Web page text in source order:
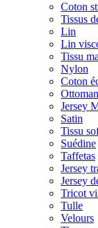
Coton
Tissus
Lin
Lin
Tissu
Nylon
Coton
Ottoman
Jersey
Satin
Tissu
Suédine
Taffetas
Jersey
Jersey
Tricot
Tulle
Velours